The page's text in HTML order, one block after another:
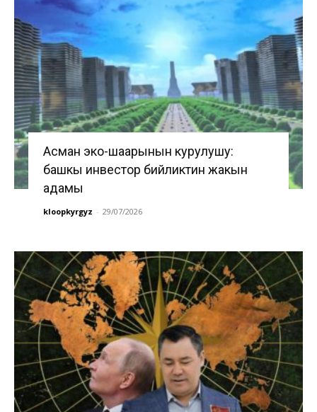
Асман эко-шаарынын курулушу:
башкы инвестор бийликтин жакын
адамы
kloopkyrgyz - 29/07/2026